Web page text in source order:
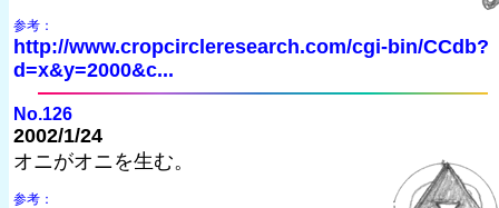
参考：
http://www.cropcircleresearch.com/cgi-bin/CCdb?
d=x&y=2000&c...
No.126
2002/1/24
オニがオニを生む。
参考：